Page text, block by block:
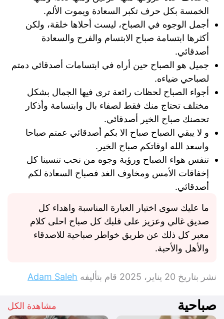
الخمسة بكل حرف تكبر السعادة ويموت الألم.
أجمل الوجوه في الصباح، ليست أحلاها خلقة، ولكن
أكثرها ابتسامة صباح الابتسام والفرح والسعادة
أصدقائي.
جميل هو الصباح حين أراه في ابتسامات أصدقائي دمتم
لصباحي ضياءه.
أجواء الصباح لحظات رائعة ترى فيها الجمال بشكل
مختلف تحتاج منك فقط لصفاء بال وابتسامة وأذكار
تحصنك صباح الخير أصدقائي.
و ﻻ يبقي الصباح صباح الا بكم أصدقائي عمتم صباحا
واسعد الله اوقاتكم صباح الخير.
تنفس هواء الصباح ورؤية وجوه من نحب تنسينا كل
إخفاقات الأمس ومخاوف الغد فصباح السعادة لكم
أصدقائي.
ما عليك سوى اختيار العبارة المناسبة واهداء كل
صديق غالي وعزيز على قلبك كل صباح احلى كلام
معبر كل ذلك عن طريق خواطر صباحية للاصدقاء
والأهل والأحبة.
نشر بتاريخ 20 يناير، 2025 قام بتأليفه Adam Saleh
صباحية مشاهدة الكل